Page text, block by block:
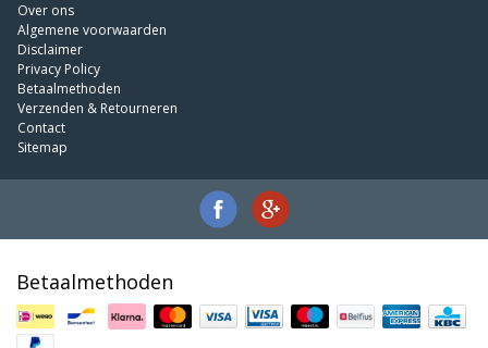
Over ons
Algemene voorwaarden
Disclaimer
Privacy Policy
Betaalmethoden
Verzenden & Retourneren
Contact
Sitemap
Betaalmethoden